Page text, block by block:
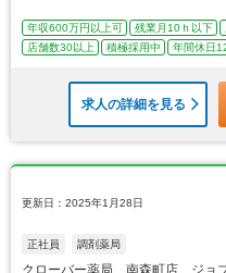
年収600万円以上可 残業月10ｈ以下
店舗数30以上
積極採用中 年間休日
求人の詳細を見る
更新日：2025年1月28日
正社員 調剤薬局
クローバー薬局 南森町店 ジョ